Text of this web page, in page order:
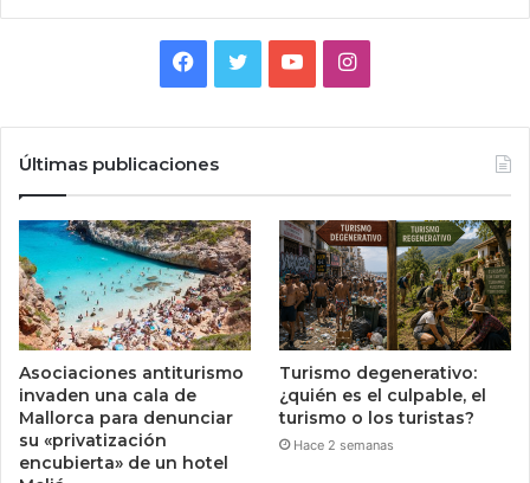
Facebook
TwitterYouTubeInstagram
Últimas publicaciones
Asociaciones antiturismo
invaden una cala de
Mallorca para denunciar
su «privatización
encubierta» de un hotel
Turismo degenerativo:
¿quién es el culpable, el
turismo o los turistas?
Hace 2 semanas